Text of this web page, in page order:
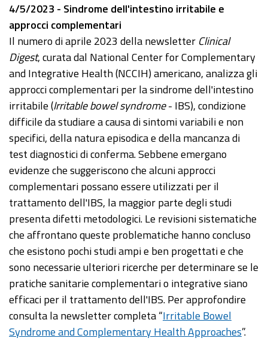
4/5/2023 - Sindrome dell'intestino irritabile e
approcci complementari
Il numero di aprile 2023 della newsletter Clinical
Digest, curata dal National Center for Complementary
and Integrative Health (NCCIH) americano, analizza gli
approcci complementari per la sindrome dell'intestino
irritabile (Irritable bowel syndrome- IBS), condizione
difficile da studiare a causa di sintomi variabili e non
specifici, della natura episodica e della mancanza di
test diagnostici di conferma. Sebbene emergano
evidenze che suggeriscono che alcuni approcci
complementari possano essere utilizzati per il
trattamento dell'IBS, la maggior parte degli studi
presenta difetti metodologici. Le revisioni sistematiche
che affrontano queste problematiche hanno concluso
che esistono pochi studi ampi e ben progettati e che
sono necessarie ulteriori ricerche per determinare se le
pratiche sanitarie complementari o integrative siano
efficaci per il trattamento dell'IBS. Per approfondire
consulta la newsletter completa “Irritable Bowel
Syndrome and Complementary Health Approaches”.